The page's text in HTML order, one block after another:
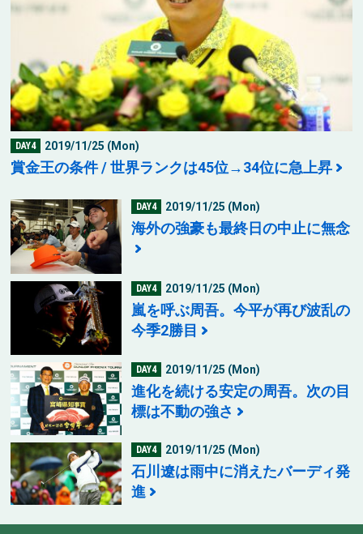
DAY4 2019/11/25 (Mon)
賞金王の条件 / 世界ランクは45位→34位に急上昇
DAY4 2019/11/25 (Mon)
海外の強豪も最終日の中止に無念
DAY4 2019/11/25 (Mon)
嵐を呼ぶ周吾。今平が再び波乱の
今季2勝目
DAY4 2019/11/25 (Mon)
進化を続ける安定の周吾。次の目
標は不動の強さ
DAY4 2019/11/25 (Mon)
石川遼は雨中に消えたバーディ発
進